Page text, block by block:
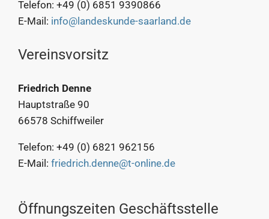
Telefon: +49 (0) 6851 9390866
E-Mail: info@landeskunde-saarland.de
Vereinsvorsitz
Friedrich Denne
Hauptstraße 90
66578 Schiffweiler
Telefon: +49 (0) 6821 962156
E-Mail: friedrich.denne@t-online.de
Öffnungszeiten Geschäftsstelle